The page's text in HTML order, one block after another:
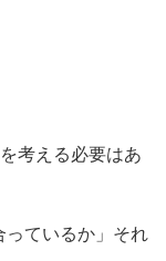
考える必要はあ
ているか」それ